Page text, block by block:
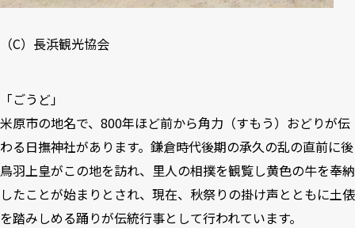
（C） 長浜観光協会
「ごうど」
米原市の地名で、800年ほど前から角力（すもう）おどりが伝
わる日撫神社があります。鎌倉時代後期の承久の乱の直前に後
鳥羽上皇がこの地を訪れ、里人の相撲を観覧し黄色の牛を奉納
したことが始まりとされ、現在、秋祭りの掛け声とともに土俵
を踏みしめる踊りが伝統行事として行われています。